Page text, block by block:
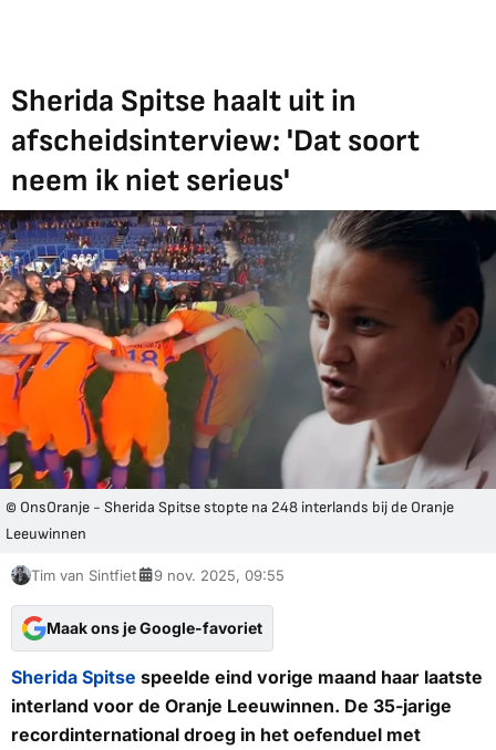
Sherida Spitse haalt uit in
afscheidsinterview: 'Dat soort
neem ik niet serieus'
© OnsOranje - Sherida Spitse stopte na 248 interlands bij de Oranje
Leeuwinnen
Tim van Sintfiet 9 nov. 2025, 09:55
Maak ons je Google-favoriet
Sherida Spitse speelde eind vorige maand haar laatste
interland voor de Oranje Leeuwinnen. De 35-jarige
recordinternational droeg in het oefenduel met